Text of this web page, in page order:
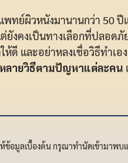
พทย์ผิวหนังมานานกว่า 50
ยังคงเป็นทางเลือกที่ปลอดภั
ห้ดี และอย่าหลงเชื่อวิธีทำเอ
ลายวิธีตามปัญหาแต่ละคน
ข้อมูลเบื้องต้น กรุณาทำนัดเข้ามาพ